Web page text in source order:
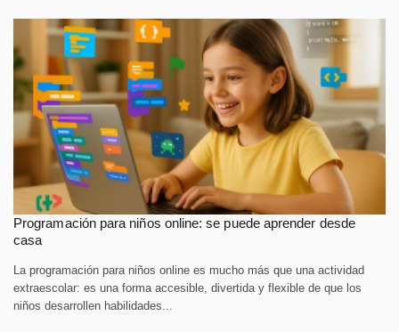
Programación para niños online: se puede aprender desde
casa
La programación para niños online es mucho más que una actividad
extraescolar: es una forma accesible, divertida y flexible de que los
niños desarrollen habilidades...